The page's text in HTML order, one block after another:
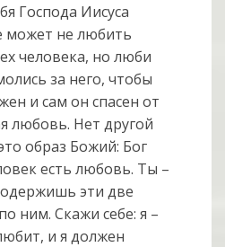
Господа Иисуса
может не любить
человека, но люби
за него, чтобы
и сам он спасен от
любовь. Нет другой
образ Божий: Бог
есть любовь. Ты –
эти две
ним. Скажи себе: я –
и я должен